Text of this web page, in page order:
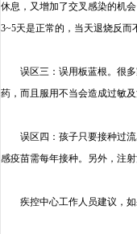
休息，又增加了交叉感染的机
3~5天是正常的，当天退烧反而
误区三：误用板蓝根。很
药，而且服用不当会造成过敏
误区四：孩子只要接种过
感疫苗需每年接种。另外，注射
疾控中心工作人员建议，如